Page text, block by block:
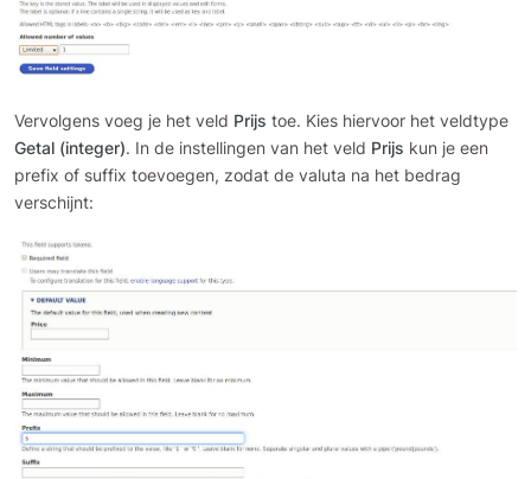
Vervolgens voeg je het veld Prijs toe. Kies hiervoor het veldtype
Getal (integer). In de instellingen van het veld Prijs kun je een
prefix of suffix toevoegen, zodat de valuta na het bedrag
verschijnt: